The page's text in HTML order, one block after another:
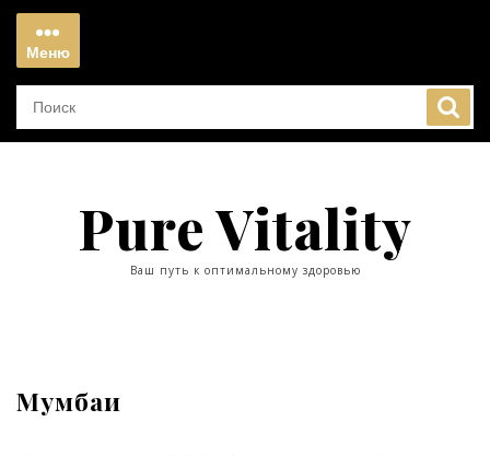
Перейти
содержимому
Меню
Меню
Pure Vitality
Ваш путь к оптимальному здоровью
Мумбаи